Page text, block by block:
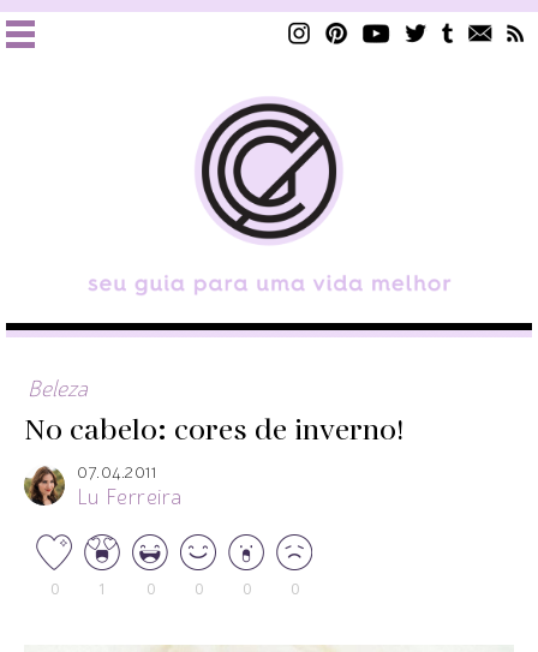
Beleza
No cabelo: cores de inverno!
07.04.2011
Lu Ferreira
0 1 0 0 0 0